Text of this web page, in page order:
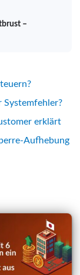
–
Systemfehler?
erklärt
Aufhebung